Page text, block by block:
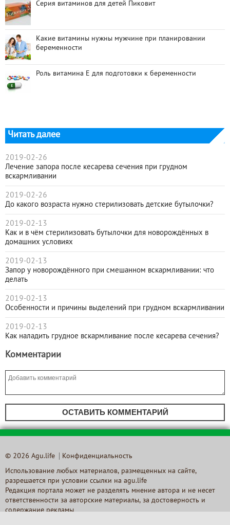
Серия витаминов для детей Пиковит
Какие витамины нужны мужчине при планировании
беременности
Роль витамина Е для подготовки к беременности
Читать далее
2019-02-26
Лечение запора после кесарева сечения при грудном
вскармливании
2019-02-26
До какого возраста нужно стерилизовать детские бутылочки?
2019-02-13
Как и в чём стерилизовать бутылочки для новорождённых в
домашних условиях
2019-02-13
Запор у новорождённого при смешанном вскармливании: что
делать
2019-02-13
Особенности и причины выделений при грудном вскармливании
2019-02-13
Как наладить грудное вскармливание после кесарева сечения?
Комментарии
ОСТАВИТЬ КОММЕНТАРИЙ
© 2026 Agu.life Конфиденциальность
Использование любых материалов, размещенных на сайте,
разрешается при условии ссылки на agu.life
Редакция портала может не разделять мнение автора и не несет
ответственности за авторские материалы, за достоверность и
содержание рекламы